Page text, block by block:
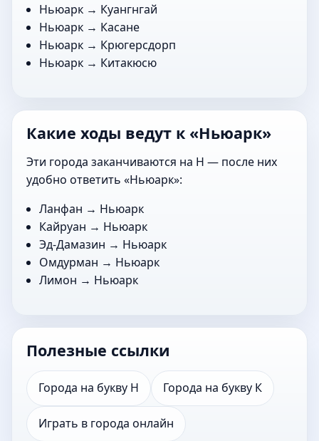
Ньюарк → Куангнгай
Ньюарк → Касане
Ньюарк → Крюгерсдорп
Ньюарк → Китакюсю
Какие ходы ведут к «Ньюарк»
Эти города заканчиваются на Н — после них
удобно ответить «Ньюарк»:
Ланфан → Ньюарк
Кайруан → Ньюарк
Эд-Дамазин → Ньюарк
Омдурман → Ньюарк
Лимон → Ньюарк
Полезные ссылки
Города на букву Н Города на букву К
Играть в города онлайн